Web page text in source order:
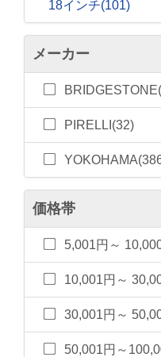
18インチ(101)
メーカー
PIRELLI(32)
価格帯
5,001円～
10,001円～
30,001円～
50,001円～